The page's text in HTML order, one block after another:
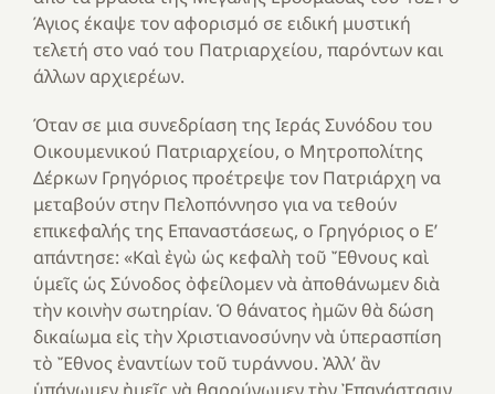
Άγιος έκαψε τον αφορισμό σε ειδική μυστική
τελετή στο ναό του Πατριαρχείου, παρόντων και
άλλων αρχιερέων.
Όταν σε μια συνεδρίαση της Ιεράς Συνόδου του
Οικουμενικού Πατριαρχείου, ο Μητροπολίτης
Δέρκων Γρηγόριος προέτρεψε τον Πατριάρχη να
μεταβούν στην Πελοπόννησο για να τεθούν
επικεφαλής της Επαναστάσεως, ο Γρηγόριος ο Ε’
απάντησε: «Καὶ ἐγὼ ὡς κεφαλὴ τοῦ Ἔθνους καὶ
ὑμεῖς ὡς Σύνοδος ὀφείλομεν νὰ ἀποθάνωμεν διὰ
τὴν κοινὴν σωτηρίαν. Ὁ θάνατος ἠμῶν θὰ δώση
δικαίωμα εἰς τὴν Χριστιανοσύνην νὰ ὑπερασπίση
τὸ Ἔθνος ἐναντίων τοῦ τυράννου. Ἀλλ’ ἂν